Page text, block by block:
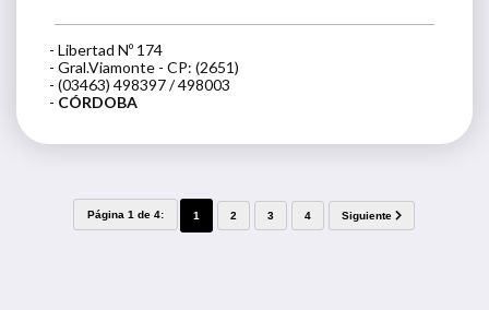
- Libertad Nº 174
- Gral.Viamonte - CP: (2651)
- (03463) 498397 / 498003
- CÓRDOBA
Página 1 de 4: 1 2 3 4 Siguiente